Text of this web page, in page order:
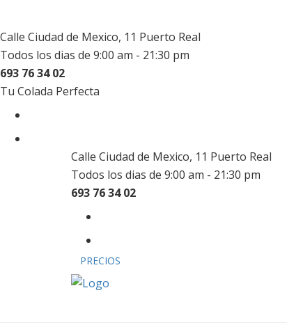
Calle Ciudad de Mexico, 11 Puerto Real
Todos los dias de 9:00 am - 21:30 pm
693 76 34 02
Tu Colada Perfecta
Calle Ciudad de Mexico, 11 Puerto Real
Todos los dias de 9:00 am - 21:30 pm
693 76 34 02
PRECIOS